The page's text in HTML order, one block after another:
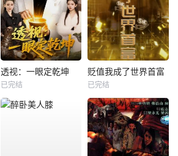
透视：一眼定乾坤
已完结
贬值我成了世界首富
已完结